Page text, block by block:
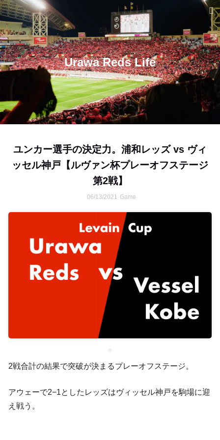
Urawa Reds Life
ユンカー選手の決定力。浦和レッズ vs ヴィ
ッセル神戸【ルヴァン杯プレーオフステージ
第2戦】
06/13/2021 Game
2戦合計の結果で突破が決まるプレーオフステージ。
アウェーで2−1としたレッズはヴィッセル神戸を駒場に迎
え戦う。